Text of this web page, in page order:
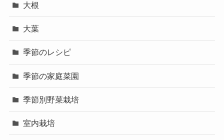
大根
大葉
季節のレシピ
季節の家庭菜園
季節別野菜栽培
室内栽培